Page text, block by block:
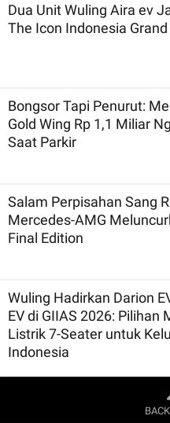
Dua Unit Wuling Aira ev
The Icon Indonesia
Bongsor Tapi Penurut:
Gold Wing Rp 1,1 Miliar
Saat Parkir
Salam Perpisahan Sang
Mercedes-AMG
Final Edition
Wuling Hadirkan Darion
EV di GIIAS 2026: Pilihan
Listrik 7-Seater untuk
Indonesia